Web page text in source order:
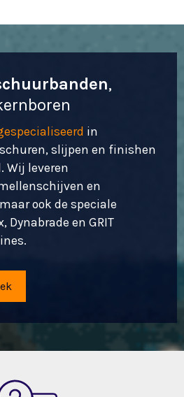
,
in
slijpen en finishen
Wij leveren
en
ook de speciale
Dynabrade en GRIT